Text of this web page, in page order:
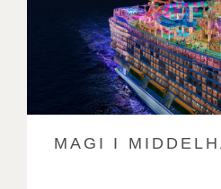
MAGI I